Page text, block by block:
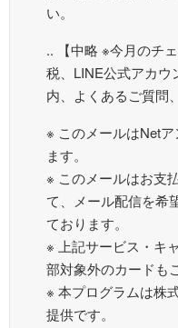
い。
.. 【中略 ※今月のチ
税、LINE公式アカウ
内、よくあるご質問
※ このメールはNet
ます。
※ このメールはお支
て、メール配信を希
ております。
※ 上記サービス・キ
部対象外のカードも
※ 本プログラムは株
提供です。